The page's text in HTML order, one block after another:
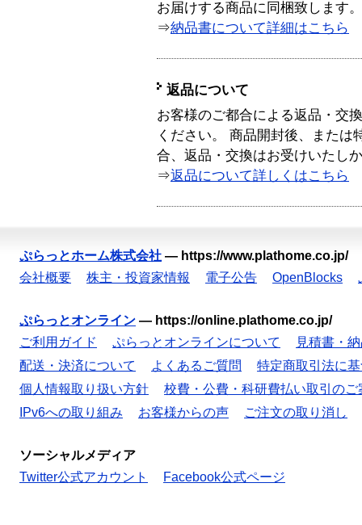
お届けする商品に同梱致します。
⇒納品書について詳細はこちら
返品について
お客様のご都合による返品・交
ください。 商品開封後、または
合、返品・交換はお受けいたし
⇒返品について詳しくはこちら
ぷらっとホーム株式会社 — https://www.plathome.co.jp/
会社概要
株主・投資家情報 電子公告 OpenBlocks
ぷらっとオンライン — https://online.plathome.co.jp/
ご利用ガイド
ぷらっとオンラインについて
見積書・
配送・決済について
よくあるご質問
特定商取引法に
個人情報取り扱い方針
校費・公費・科研費払い取引のご
IPv6への取り組み
お客様からの声 ご注文の取り消し
ソーシャルメディア
Twitter公式アカウント
Facebook公式ページ